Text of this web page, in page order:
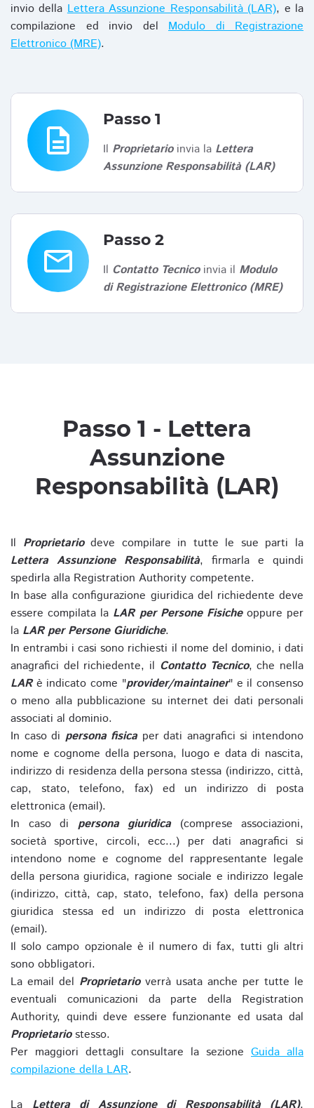
invio dellaLettera Assunzione Responsabilità (LAR), e la
compilazione ed invio del Modulo di Registrazione
Elettronico (MRE).
description
Passo 1
Il Proprietarioinvia la Lettera
Assunzione Responsabilità (LAR)
email
Passo 2
Il Contatto Tecnicoinvia il Modulo
di Registrazione Elettronico (MRE)
Passo 1 - Lettera
Assunzione
Responsabilità (LAR)
Il Proprietariodeve compilare in tutte le sue parti la
Lettera Assunzione Responsabilità, firmarla e quindi
spedirla alla Registration Authority competente.
In base alla configurazione giuridica del richiedente deve
essere compilata la LAR per Persone Fisicheoppure per
la LAR per Persone Giuridiche.
In entrambi i casi sono richiesti il nome del dominio, i dati
anagrafici del richiedente, il Contatto Tecnico, che nella
LARè indicato come "provider/maintainer" e il consenso
o meno alla pubblicazione su internet dei dati personali
associati al dominio.
In caso di persona fisicaper dati anagrafici si intendono
nome e cognome della persona, luogo e data di nascita,
indirizzo di residenza della persona stessa (indirizzo, città,
cap, stato, telefono, fax) ed un indirizzo di posta
elettronica (email).
In caso di persona giuridica(comprese associazioni,
società sportive, circoli, ecc...) per dati anagrafici si
intendono nome e cognome del rappresentante legale
della persona giuridica, ragione sociale e indirizzo legale
(indirizzo, città, cap, stato, telefono, fax) della persona
giuridica stessa ed un indirizzo di posta elettronica
(email).
Il solo campo opzionale è il numero di fax, tutti gli altri
sono obbligatori.
La email del Proprietarioverrà usata anche per tutte le
eventuali comunicazioni da parte della Registration
Authority, quindi deve essere funzionante ed usata dal
Proprietariostesso.
Per maggiori dettagli consultare la sezione Guida alla
compilazione della LAR.